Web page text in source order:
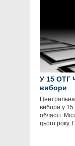
У 15 ОТГ
вибори
вибори у 15
області.
цього року.